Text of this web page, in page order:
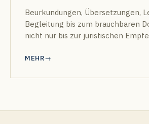
Beurkundungen, Übersetzungen,
Begleitung bis zum brauchbaren
nicht nur bis zur juristischen
MEHR